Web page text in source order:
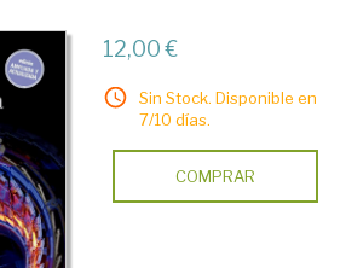
12,00 €
Sin Stock. Disponible en
7/10 días.
COMPRAR